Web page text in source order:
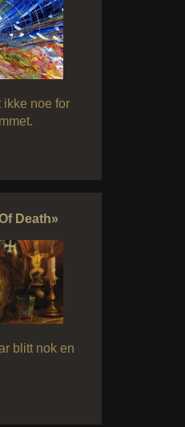
ikke noe for
Death»
blitt nok en